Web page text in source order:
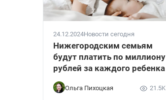
24.12.2024Новости сегодня
Нижегородским семьям
будут платить по миллиону
рублей за каждого ребенка
Ольга Пихоцкая 21.5K